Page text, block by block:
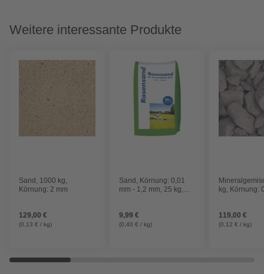
Weitere interessante Produkte
Sand, 1000 kg,
Körnung: 2 mm
129,00 €
(0,13 € / kg)
Sand, Körnung: 0,01
mm - 1,2 mm, 25 kg,
9,99 €
(0,40 € / kg)
kg, Körnung:
119,00 €
(0,12 € / kg)